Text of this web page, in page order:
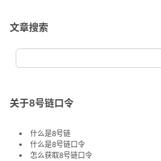
文章搜索
关于8号链口令
什么是8号链
什么是8号链口令
怎么获取8号链口令